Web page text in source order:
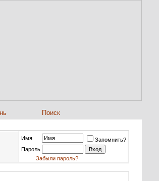
Поиск
Имя
Запомнить?
Пароль
Забыли пароль?